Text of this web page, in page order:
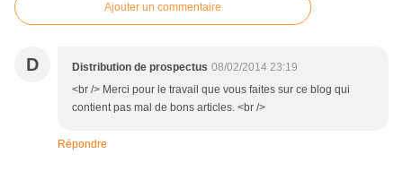
Ajouter un commentaire
D Distribution de prospectus 08/02/2014 23:19
<br /> Merci pour le travail que vous faites sur ce blog qui
contient pas mal de bons articles. <br />
Répondre